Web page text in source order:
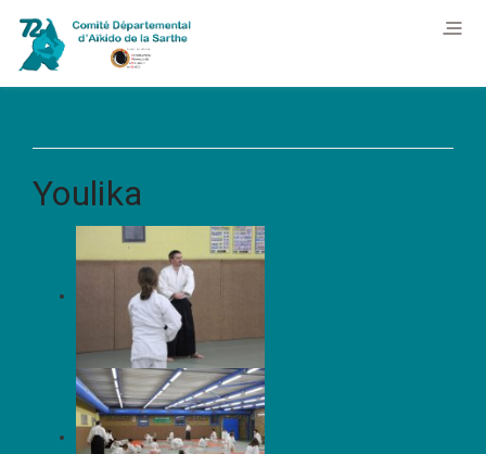
Youlika